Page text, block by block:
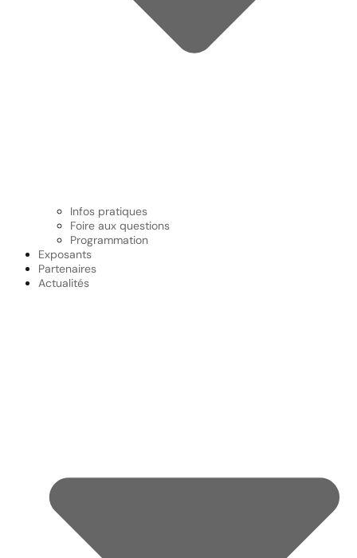
Infos pratiques
Foire aux questions
Programmation
Exposants
Partenaires
Actualités